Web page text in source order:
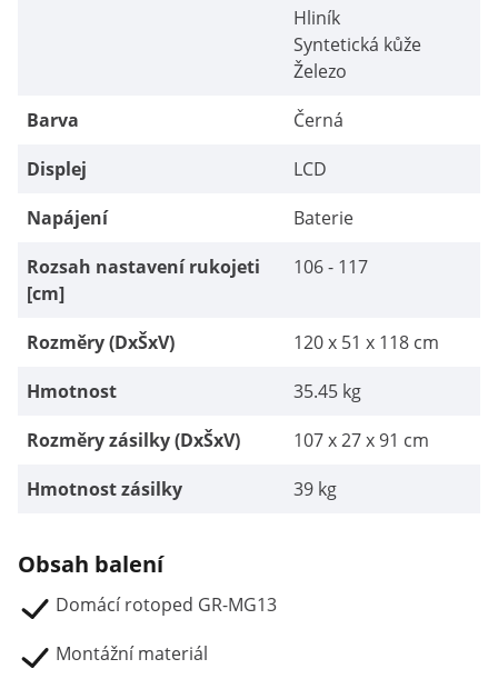
Hliník
Syntetická kůže
Železo
Barva
Černá
Displej
LCD
Napájení
Baterie
Rozsah nastavení rukojeti
[cm]
106 - 117
Rozměry (DxŠxV)
120 x 51 x 118 cm
Hmotnost
35.45 kg
Rozměry zásilky (DxŠxV)
107 x 27 x 91 cm
Hmotnost zásilky
39 kg
Obsah balení
Domácí rotoped GR-MG13
Montážní materiál